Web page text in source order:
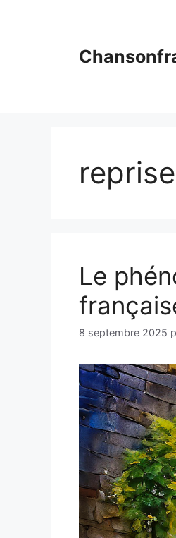
Le
8 septembre 2025